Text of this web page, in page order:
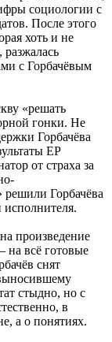
социологии с
После этого
хоть и не
разжалась
с Горбачёвым
«решать
гонки. Не
Горбачёва
ЕР
от страха за
решили Горбачёва
исполнителя.
произведение
на всё готовые
снят
стыдно, но с
в
а о понятиях.